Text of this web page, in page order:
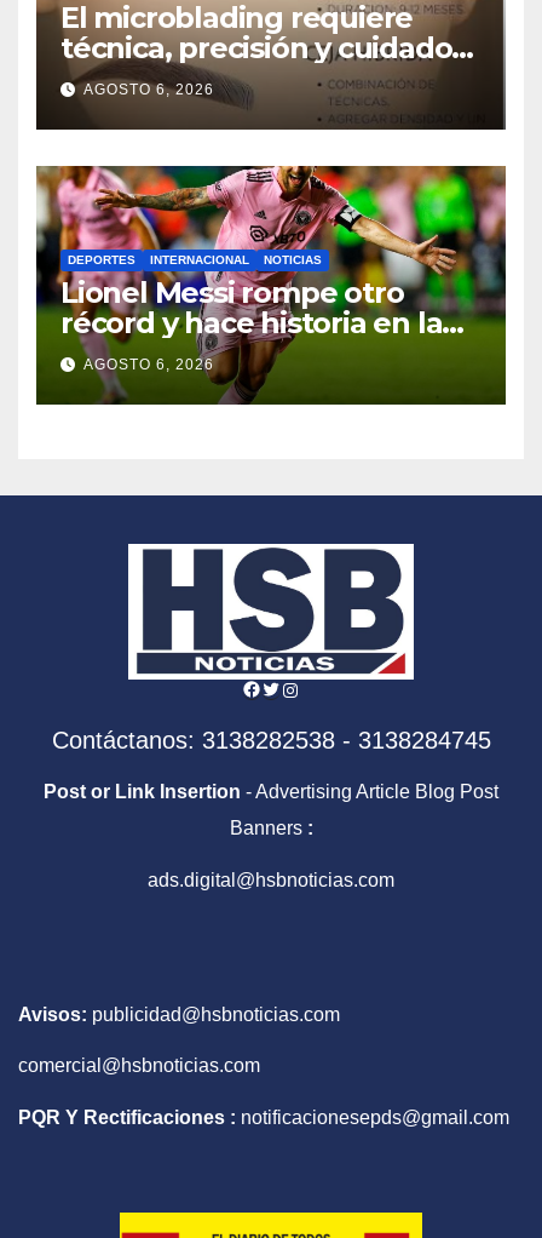
El microblading requiere
técnica, precisión y cuidados
para lograr resultados
naturales
AGOSTO 6, 2026
DEPORTES INTERNACIONAL NOTICIAS
Lionel Messi rompe otro
récord y hace historia en la
Leagues Cup con Inter Miami
AGOSTO 6, 2026
Facebook
Twitter
Instagram
Contáctanos: 3138282538 - 3138284745
Post or Link Insertion - Advertising Article Blog Post
Banners :
ads.digital@hsbnoticias.com
Avisos: publicidad@hsbnoticias.com
comercial@hsbnoticias.com
PQR Y Rectificaciones : notificacionesepds@gmail.com